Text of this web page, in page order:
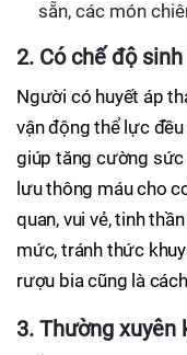
sẵn, các món
2. Có chế độ
Người có huyết áp
vận động thể lực
giúp tăng cường sức
lưu thông máu cho
quan, vui vẻ, tinh
mức, tránh thức
rượu bia cũng là
3. Thường